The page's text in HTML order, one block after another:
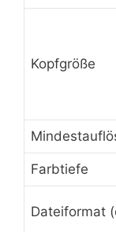
Kopfgröße
Farbtiefe
Dateiformat